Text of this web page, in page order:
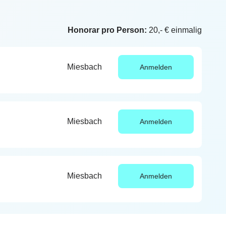
Honorar pro Person: 20,- € einmalig
Miesbach Anmelden
Miesbach Anmelden
Miesbach Anmelden